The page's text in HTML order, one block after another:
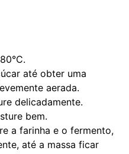
até obter uma
aerada.
delicadamente.
bem.
a farinha e o fermento,
até a massa ficar